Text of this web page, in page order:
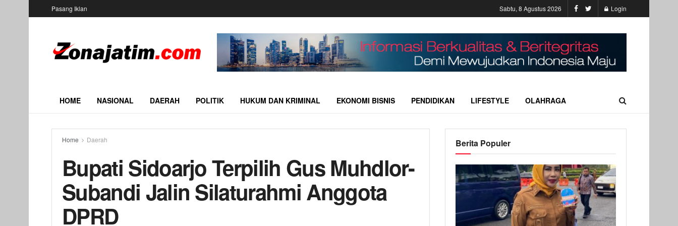
Pasang Iklan Sabtu, 8 Agustus 2026 Login
HOME NASIONAL DAERAH POLITIK HUKUM DAN KRIMINAL EKONOMI BISNIS PENDIDIKAN LIFESTYLE OLAHRAGA
Home Daerah
Bupati Sidoarjo Terpilih Gus Muhdlor-
Subandi Jalin Silaturahmi Anggota
DPRD
Berita Populer